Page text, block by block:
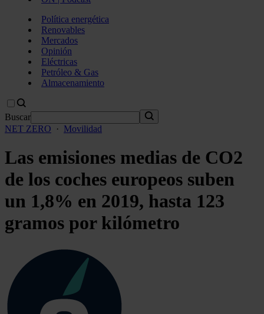
Política energética
Renovables
Mercados
Opinión
Eléctricas
Petróleo & Gas
Almacenamiento
Buscar
NET ZERO
· Movilidad
Las emisiones medias de CO2
de los coches europeos suben
un 1,8% en 2019, hasta 123
gramos por kilómetro